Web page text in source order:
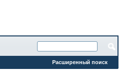
Расширенный поиск